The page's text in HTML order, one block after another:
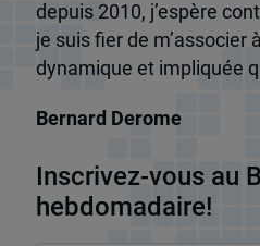
depuis 2010, j’espère
je suis fier de m’associer
dynamique et impliquée
Bernard Derome
Inscrivez-vous au
hebdomadaire!